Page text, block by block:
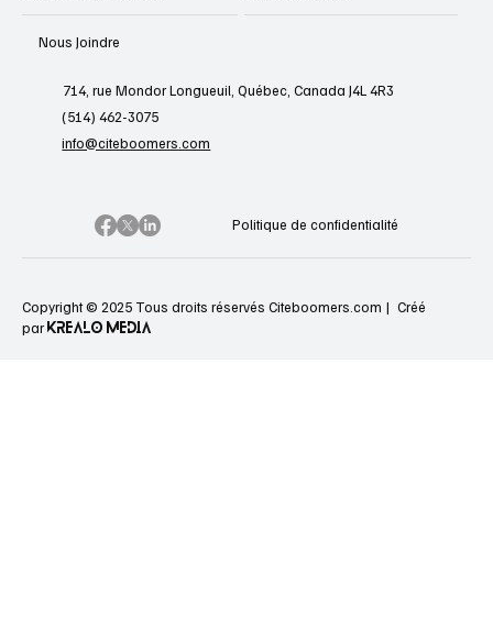
Nous Joindre
714, rue Mondor Longueuil, Québec, Canada J4L 4R3
(514) 462-3075
info@citeboomers.com
Politique de confidentialité
Copyright © 2025 Tous droits réservés Citeboomers.com | Créé
par KREALO MEDIA